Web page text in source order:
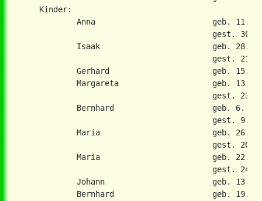
    Kinder:
Anna                         geb. 11.
gest. 30.
Isaak                        geb. 28.
gest. 21.
Gerhard                      geb. 15.
Margareta                    geb. 13.
gest. 23.
Bernhard                     geb. 6.
gest. 9.
Maria                        geb. 26.
gest. 20.
Maria                        geb. 22.
gest. 24.
Johann                       geb. 13.
Bernhard                     geb. 19.